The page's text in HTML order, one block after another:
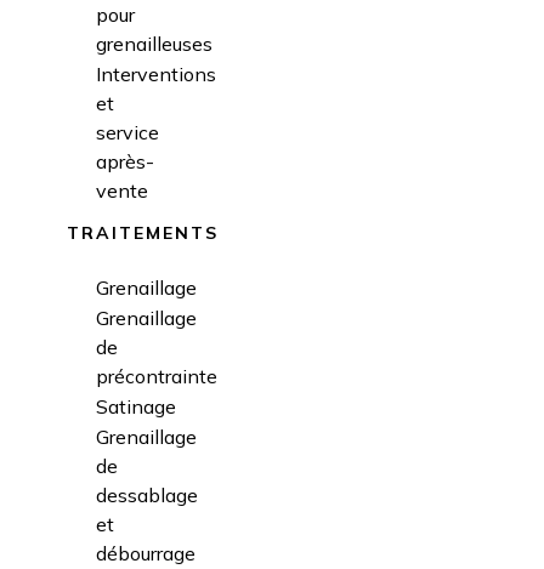
pour
grenailleuses
Interventions
et
service
après-
vente
TRAITEMENTS
Grenaillage
Grenaillage
de
précontrainte
Satinage
Grenaillage
de
dessablage
et
débourrage